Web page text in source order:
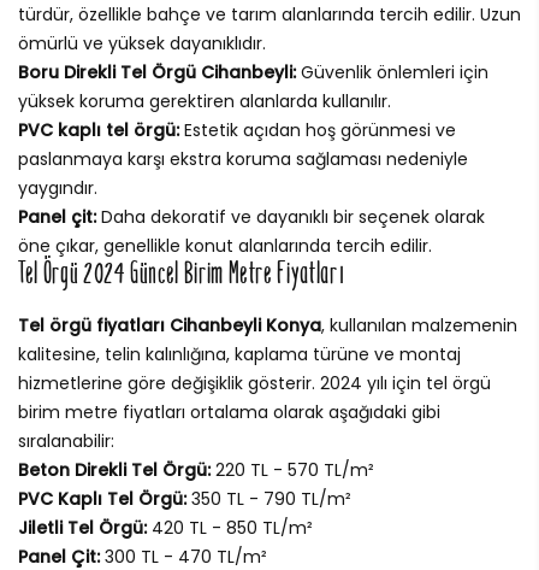
türdür, özellikle bahçe ve tarım alanlarında tercih edilir. Uzun
ömürlü ve yüksek dayanıklıdır.
Boru Direkli Tel Örgü Cihanbeyli:Güvenlik önlemleri için
yüksek koruma gerektiren alanlarda kullanılır.
PVC kaplı tel örgü:Estetik açıdan hoş görünmesi ve
paslanmaya karşı ekstra koruma sağlaması nedeniyle
yaygındır.
Panel çit:Daha dekoratif ve dayanıklı bir seçenek olarak
öne çıkar, genellikle konut alanlarında tercih edilir.
Tel Örgü 2024 Güncel Birim Metre Fiyatları
Tel örgü fiyatları Cihanbeyli Konya, kullanılan malzemenin
kalitesine, telin kalınlığına, kaplama türüne ve montaj
hizmetlerine göre değişiklik gösterir. 2024 yılı için tel örgü
birim metre fiyatları ortalama olarak aşağıdaki gibi
sıralanabilir:
Beton Direkli Tel Örgü:220 TL - 570 TL/m²
PVC Kaplı Tel Örgü:350 TL - 790 TL/m²
Jiletli Tel Örgü:420 TL - 850 TL/m²
Panel Çit:300 TL - 470 TL/m²